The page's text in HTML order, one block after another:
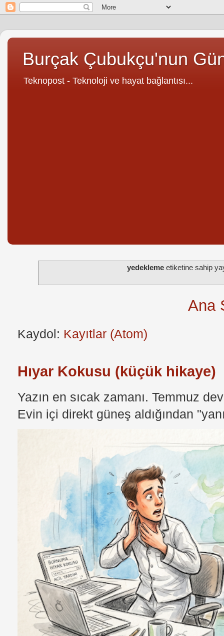
Burçak Çubukçu'nun
Teknopost - Teknoloji ve hayat bağlantısı...
yedekleme etiketine sahip
Ana
Kaydol: Kayıtlar (Atom)
Hıyar Kokusu (küçük hikaye)
Yazın en sıcak zamanı. Temmuz
Evin içi direkt güneş aldığından